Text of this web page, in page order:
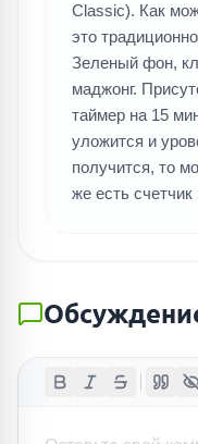
Classic). Как
это
Зеленый фон,
маджонг.
таймер на 15
уложится и
получится, то
же есть